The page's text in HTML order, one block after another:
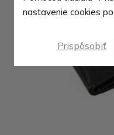
nastavenie cookies
Prispôsobiť